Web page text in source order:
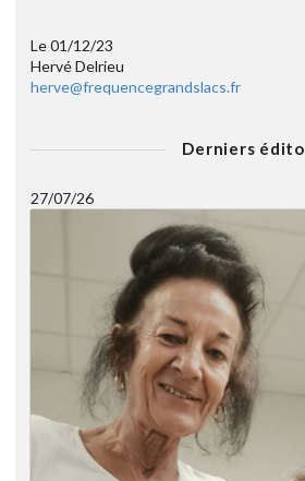
Le 01/12/23
Hervé Delrieu
herve@frequencegrandslacs.fr
Derniers édito
27/07/26